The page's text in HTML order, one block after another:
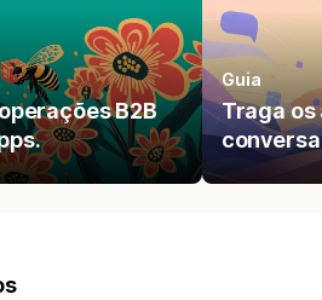
B2B
Guia
Traga os